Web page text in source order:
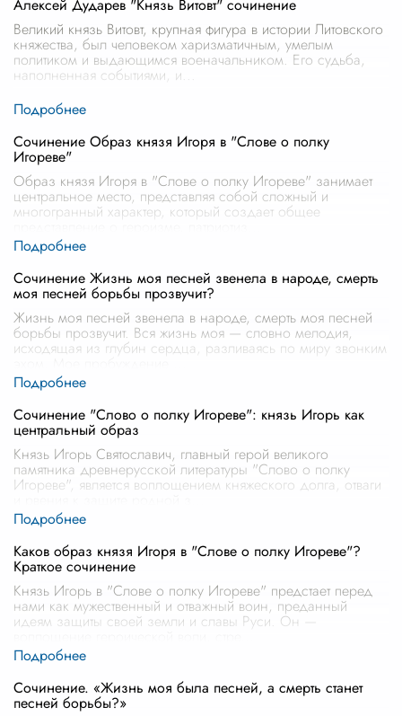
Алексей Дударев "Князь Витовт" сочинение
Великий князь Витовт, крупная фигура в истории Литовского
княжества, был человеком харизматичным, умелым
политиком и выдающимся военачальником. Его судьба,
наполненная событиями, и
Сочинение Образ князя Игоря в "Слове о полку
Игореве"
Образ князя Игоря в "Слове о полку Игореве" занимает
центральное место, представляя собой сложный и
многогранный характер, который создает общее
Сочинение Жизнь моя песней звенела в народе, смерть
моя песней борьбы прозвучит?
Жизнь моя песней звенела в народе, смерть моя песней
борьбы прозвучит. Вся жизнь моя — словно мелодия,
исходящая из глубин сердца, разливаясь по миру звонким
Сочинение "Слово о полку Игореве": князь Игорь как
центральный образ
Князь Игорь Святославич, главный герой великого
памятника древнерусской литературы "Слово о полку
Игореве", является воплощением княжеского долга, отваги
Каков образ князя Игоря в "Слове о полку Игореве"?
Краткое сочинение
Князь Игорь в "Слове о полку Игореве" предстает перед
нами как мужественный и отважный воин, преданный
идеям защиты своей земли и славы Руси. Он —
Сочинение. «Жизнь моя была песней, а смерть станет
песней борьбы?»